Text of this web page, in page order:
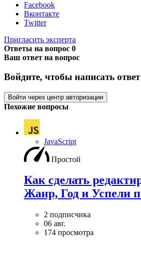
Facebook
Вконтакте
Twitter
Пригласить эксперта
Ответы на вопрос 0
Ваш ответ на вопрос
Войдите, чтобы написать ответ
Войти через центр авторизации
Похожие вопросы
JavaScript
Простой
Как сделать
Жанр, Год и Успели
2 подписчика
06 авг.
174 просмотра